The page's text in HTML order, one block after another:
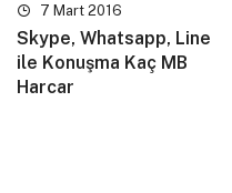
7 Mart 2016
Skype, Whatsapp, Line
ile Konuşma Kaç MB
Harcar